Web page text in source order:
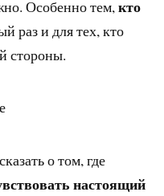
Особенно тем,кто
раз и для тех, кто
стороны.
о том, где
настоящий